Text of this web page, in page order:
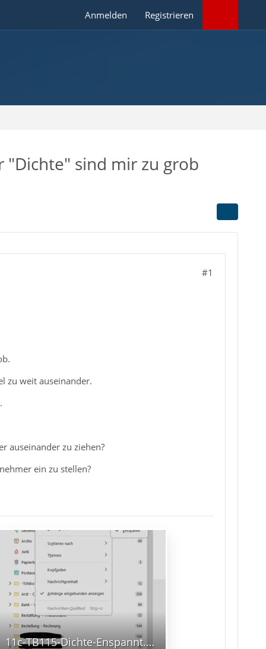
Anmelden Registrieren
"Dichte" sind mir zu grob
#1
zu weit auseinander.
auseinander zu ziehen?
ein zu stellen?
11c-TB115-Dichte-Enspannt.png